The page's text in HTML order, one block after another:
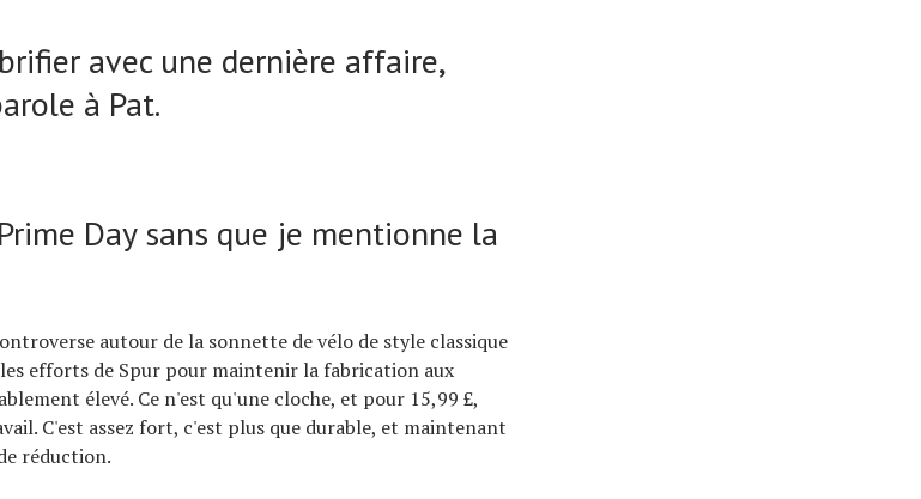
avec une dernière affaire,
à Pat.
Day sans que je mentionne la
autour de la sonnette de vélo de style classique
efforts de Spur pour maintenir la fabrication aux
élevé. Ce n'est qu'une cloche, et pour 15,99 £,
C'est assez fort, c'est plus que durable, et maintenant
réduction.